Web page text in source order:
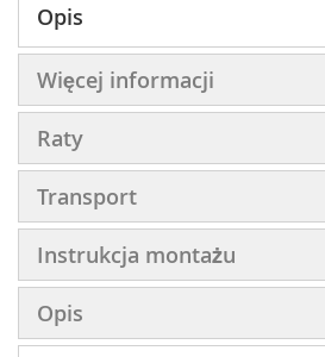
Opis
Więcej informacji
Raty
Transport
Instrukcja montażu
Opis